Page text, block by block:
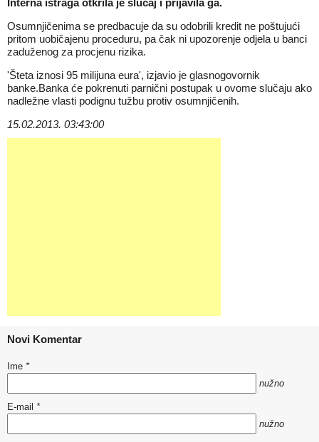
Interna istraga otkrila je slučaj i prijavila ga.
Osumnjičenima se predbacuje da su odobrili kredit ne poštujući
pritom uobičajenu proceduru, pa čak ni upozorenje odjela u banci
zaduženog za procjenu rizika.
'Šteta iznosi 95 milijuna eura', izjavio je glasnogovornik
banke.Banka će pokrenuti parnični postupak u ovome slučaju ako
nadležne vlasti podignu tužbu protiv osumnjičenih.
15.02.2013. 03:43:00
Novi Komentar
Ime *
nužno
E-mail *
nužno